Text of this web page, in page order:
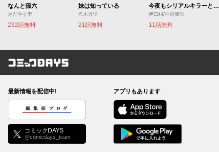
なんと孫六
さだやす圭
232話無料
妹は知っている
雁木万里
21話無料
今夜もシリアルキラーと待ち合わせ
伊口紺/中村優児
11話無料
コミックDAYS
最新情報を配信中!
編集部ブログ
コミックDAYS
@comicdays_team
アプリもあります